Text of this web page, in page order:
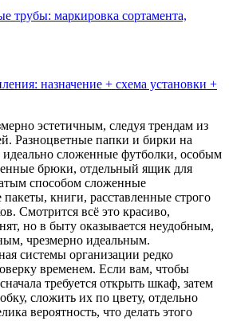
трубы: маркировка сортамента,
назначение + схема установки +
эстетичным, следуя трендам из
Разноцветные папки и бирки на
идеально сложенные футболки, особым
брюки, отдельный ящик для
способом сложенные
книги, расставленные строго
Смотрится всё это красиво,
но в быту оказывается неудобным,
чрезмерно идеальным.
системы организации редко
временем. Если вам, чтобы
требуется открыть шкаф, затем
сложить их по цвету, отдельно
вероятность, что делать этого